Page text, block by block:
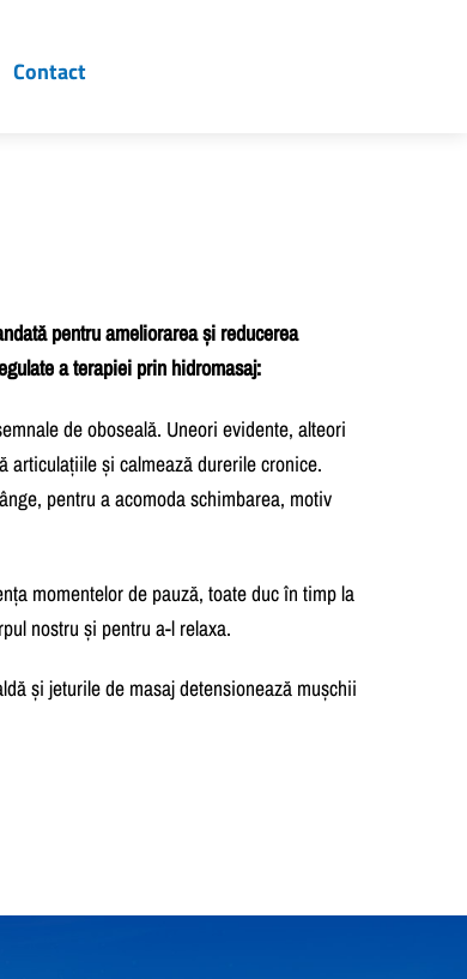
Contact
pentru ameliorarea și reducerea
a terapiei prin hidromasaj:
de oboseală. Uneori evidente, alteori
articulațiile și calmează durerile cronice.
pentru a acomoda schimbarea, motiv
momentelor de pauză, toate duc în timp la
nostru și pentru a-l relaxa.
și jeturile de masaj detensionează mușchii